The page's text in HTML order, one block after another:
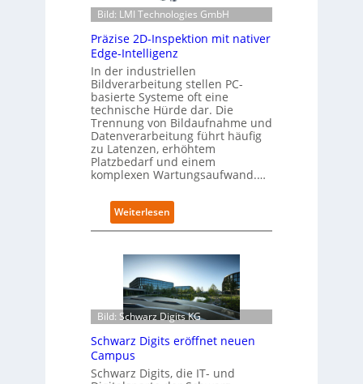
h
r
e
n
f
ü
r
d
e
n
G
i
g
a
f
a
t
o
r
y
-
u
b
a
t
e
n
a
u
b
e
r
i
n
t
g
r
e
r
t
Bild: LMI Technologies GmbH
Präzise 2D-Inspektion mit nativer
Edge-Intelligenz
In der industriellen
Bildverarbeitung stellen PC-
basierte Systeme oft eine
technische Hürde dar. Die
Trennung von Bildaufnahme und
Datenverarbeitung führt häufig
zu Latenzen, erhöhtem
Platzbedarf und einem
komplexen Wartungsaufwand.…
Weiterlesen:
P
ä
z
i
s
e
2
D
I
Bild: Schwarz Digits KG
Schwarz Digits eröffnet neuen
Campus
Schwarz Digits, die IT- und